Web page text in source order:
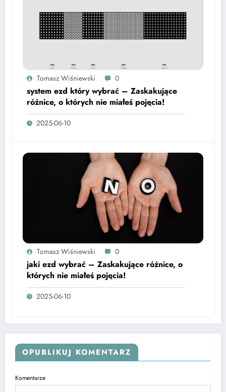
Tomasz Wiśniewski 0
system ezd który wybrać – Zaskakujące
różnice, o których nie miałeś pojęcia!
2025-06-10
Tomasz Wiśniewski 0
jaki ezd wybrać – Zaskakujące różnice, o
których nie miałeś pojęcia!
2025-06-10
OPUBLIKUJ KOMENTARZ
Komentarze